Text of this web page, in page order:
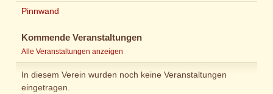
Pinnwand
Kommende Veranstaltungen
Alle Veranstaltungen anzeigen
In diesem Verein wurden noch keine Veranstaltungen
eingetragen.